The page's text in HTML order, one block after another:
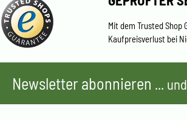
Mit dem Trusted
Kaufpreisverlust bei
Newsletter abonnieren ...